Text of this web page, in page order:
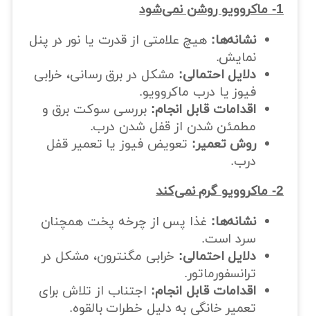
1- ماکروویو روشن نمی‌شود
نشانه‌ها: هیچ علامتی از قدرت یا نور در پنل
نمایش.
دلایل احتمالی: مشکل در برق رسانی، خرابی
فیوز یا درب ماکروویو.
اقدامات قابل انجام: بررسی سوکت برق و
مطمئن شدن از قفل شدن درب.
روش تعمیر: تعویض فیوز یا تعمیر قفل
درب.
2- ماکروویو گرم نمی‌کند
نشانه‌ها: غذا پس از چرخه پخت همچنان
سرد است.
دلایل احتمالی: خرابی مگنترون، مشکل در
ترانسفورماتور.
اقدامات قابل انجام: اجتناب از تلاش برای
تعمیر خانگی به دلیل خطرات بالقوه.